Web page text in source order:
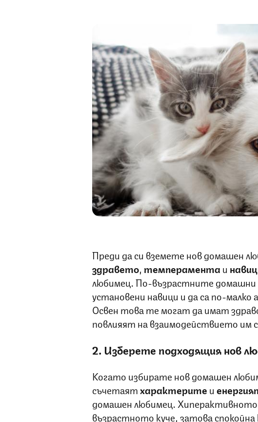
Преди да си вземете нов домашен
здравето, темперамента и
любимец. По-възрастните домашни
установени навици и да са по-
Освен това те могат да имат
повлияят на взаимодействието им
2. Изберете подходящия нов
Когато избирате нов домашен
съчетаятхарактерите и
домашен любимец.
възрастното куче, затова